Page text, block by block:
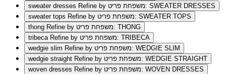
sweater dresses
Refine by משפחת פריט: SWEATER DRESSES
sweater tops
Refine by משפחת פריט: SWEATER TOPS
thong
Refine by משפחת פריט: THONG
tribeca
Refine by משפחת פריט: TRIBECA
wedgie slim
Refine by משפחת פריט: WEDGIE SLIM
wedgie straight
Refine by משפחת פריט: WEDGIE STRAIGHT
woven dresses
Refine by משפחת פריט: WOVEN DRESSES